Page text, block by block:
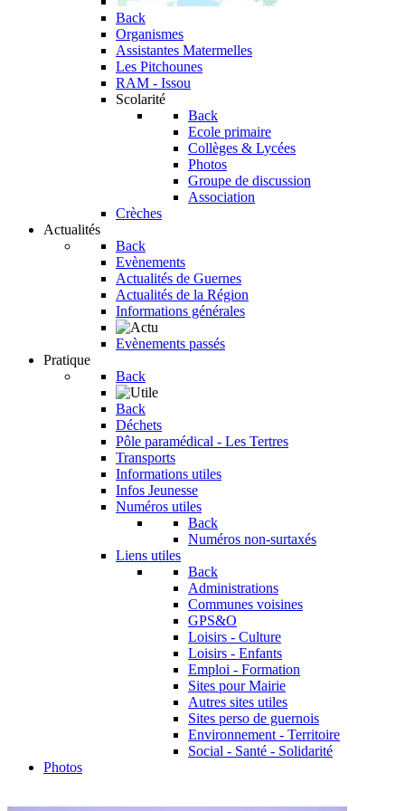
Back
Organismes
Assistantes Matermelles
Les Pitchounes
RAM - Issou
Scolarité
Back
Ecole primaire
Collèges & Lycées
Photos
Groupe de discussion
Association
Crèches
Actualités
Back
Evènements
Actualités de Guernes
Actualités de la Région
Informations générales
Evènements passés
Pratique
Back
Back
Déchets
Pôle paramédical - Les Tertres
Transports
Informations utiles
Infos Jeunesse
Numéros utiles
Back
Numéros non-surtaxés
Liens utiles
Back
Administrations
Communes voisines
GPS&O
Loisirs - Culture
Loisirs - Enfants
Emploi - Formation
Sites pour Mairie
Autres sites utiles
Sites perso de guernois
Environnement - Territoire
Social - Santé - Solidarité
Photos